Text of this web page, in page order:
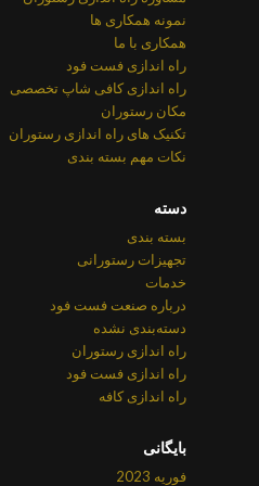
نمونه همکاری ها
همکاری با ما
راه اندازی فست فود
راه اندازی کافی شاپ تخصصی
مکان رستوران
تکنیک های راه اندازی رستوران
نکات مهم بسته بندی
دسته
بسته بندی
تجهیزات رستورانی
خدمات
درباره صنعت فست فود
دسته‌بندی نشده
راه اندازی رستوران
راه اندازی فست فود
راه اندازی کافه
بایگانی
فوریه 2023